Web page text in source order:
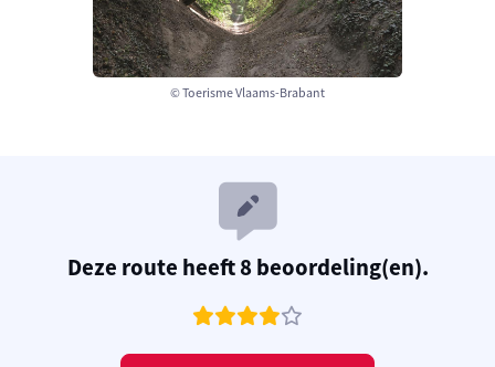
© Toerisme Vlaams-Brabant
Deze route heeft 8 beoordeling(en).